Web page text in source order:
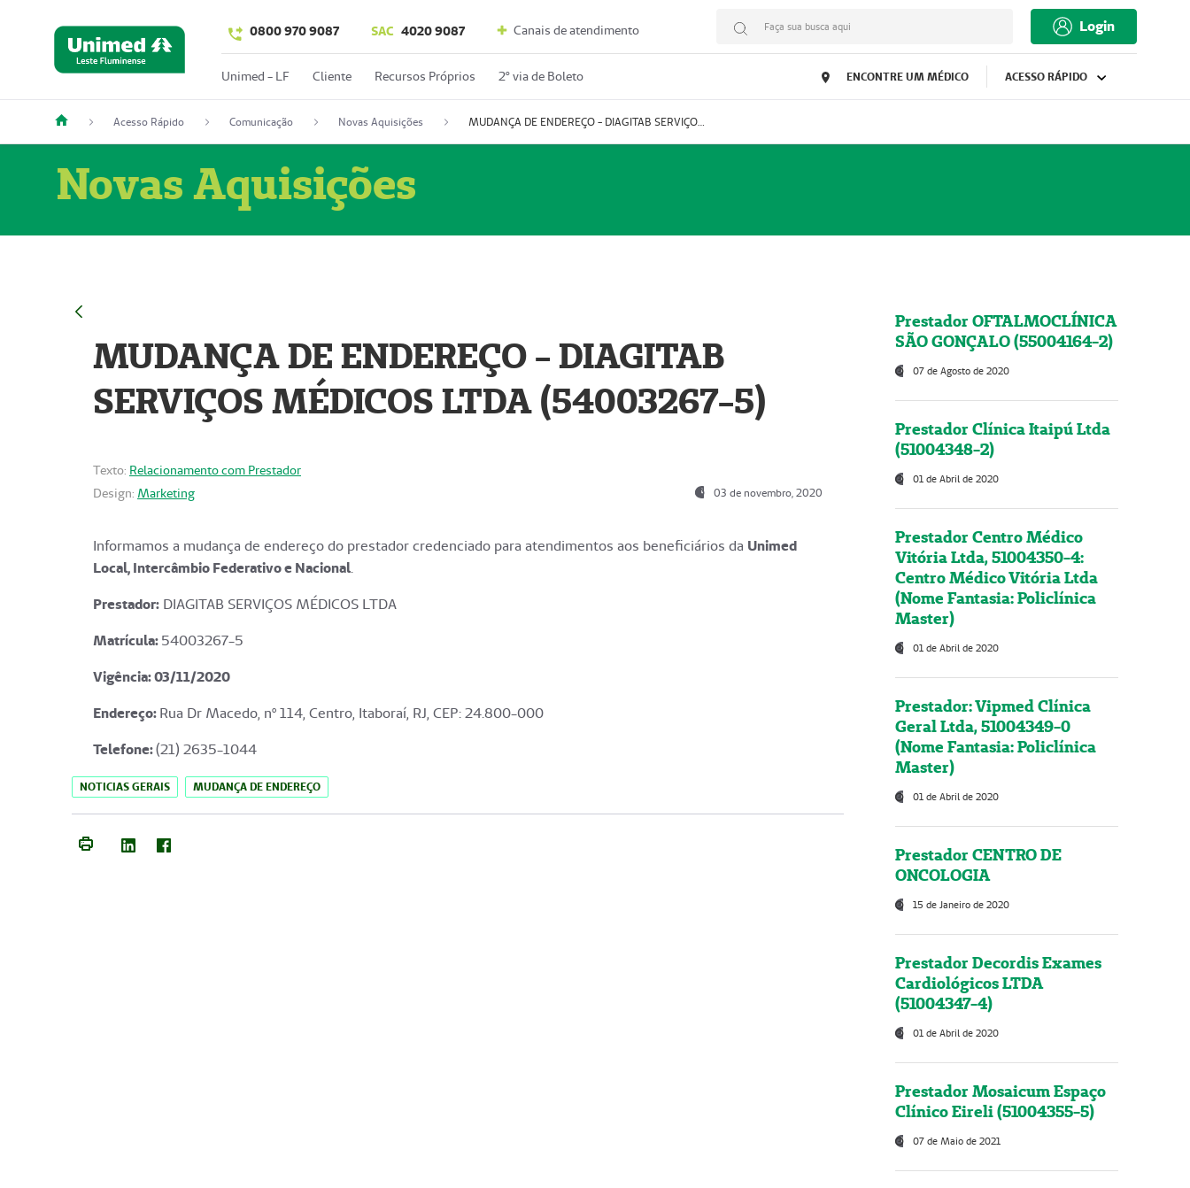
0800 970 9087 SAC 4020 9087 Canais de atendimento Faça sua busca aqui Login
Unimed - LF Cliente Recursos Próprios 2º via de Boleto ENCONTRE UM MÉDICO ACESSO RÁPIDO
Acesso Rápido Comunicação Novas Aquisições MUDANÇA DE ENDEREÇO - DIAGITAB SERVIÇOS MÉDICOS LTDA (54003267-5)
Novas Aquisições
MUDANÇA DE ENDEREÇO - DIAGITAB
SERVIÇOS MÉDICOS LTDA (54003267-5)
Texto: Relacionamento com Prestador
Design: Marketing 03 de novembro, 2020
Informamos a mudança de endereço do prestador credenciado para atendimentos aos beneficiários da Unimed
Local, Intercâmbio Federativo e Nacional.
Prestador: DIAGITAB SERVIÇOS MÉDICOS LTDA
Matrícula:54003267-5
Vigência: 03/11/2020
Endereço:Rua Dr Macedo, nº 114, Centro, Itaboraí, RJ, CEP: 24.800-000
Telefone:(21) 2635-1044
NOTICIAS GERAIS MUDANÇA DE ENDEREÇO
Prestador OFTALMOCLÍNICA
SÃO GONÇALO (55004164-2)
07 de Agosto de 2020
Prestador Clínica Itaipú Ltda
(51004348-2)
01 de Abril de 2020
Prestador Centro Médico
Vitória Ltda, 51004350-4:
Centro Médico Vitória Ltda
(Nome Fantasia: Policlínica
Master)
01 de Abril de 2020
Prestador: Vipmed Clínica
Geral Ltda, 51004349-0
(Nome Fantasia: Policlínica
Master)
01 de Abril de 2020
Prestador CENTRO DE
ONCOLOGIA
15 de Janeiro de 2020
Prestador Decordis Exames
Cardiológicos LTDA
(51004347-4)
01 de Abril de 2020
Prestador Mosaicum Espaço
Clínico Eireli (51004355-5)
07 de Maio de 2021